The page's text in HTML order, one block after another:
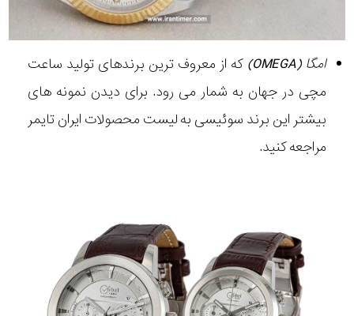
امگا (OMEGA)
که از معروف ترین برندهای تولید ساعت
مچی در جهان به شمار می رود. برای دیدن نمونه های
بیشتر این برند سوئیسی به لیست محصولات ایران تایمر
مراجعه کنید.